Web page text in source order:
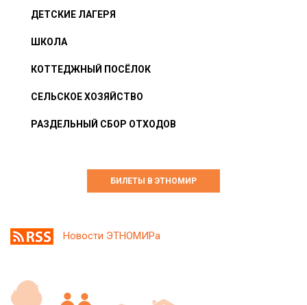
ДЕТСКИЕ ЛАГЕРЯ
ШКОЛА
КОТТЕДЖНЫЙ ПОСЁЛОК
СЕЛЬСКОЕ ХОЗЯЙСТВО
РАЗДЕЛЬНЫЙ СБОР ОТХОДОВ
БИЛЕТЫ В ЭТНОМИР
Новости ЭТНОМИРа